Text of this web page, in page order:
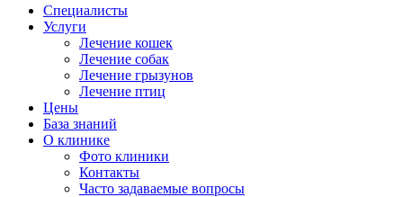
Специалисты
Услуги
Лечение кошек
Лечение собак
Лечение грызунов
Лечение птиц
Цены
База знаний
О клинике
Фото клиники
Контакты
Часто задаваемые вопросы